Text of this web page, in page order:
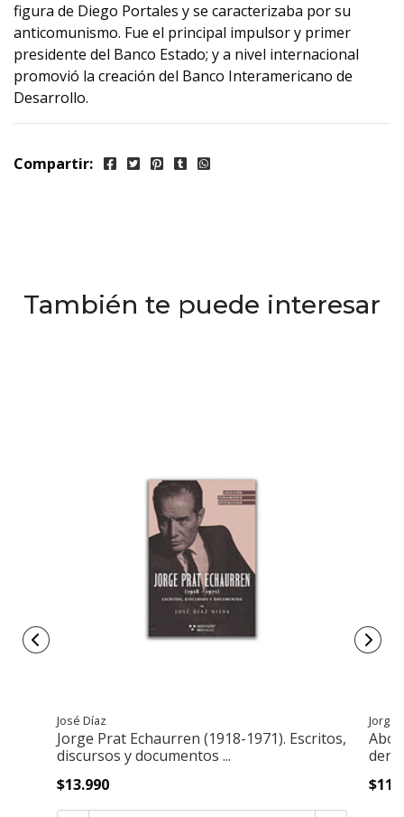
figura de Diego Portales y se caracterizaba por su
anticomunismo. Fue el principal impulsor y primer
presidente del Banco Estado; y a nivel internacional
promovió la creación del Banco Interamericano de
Desarrollo.
Compartir:
También te puede interesar
José Díaz
Jorge Prat Echaurren (1918-1971). Escritos,
discursos y documentos ...
$13.990
Jorge